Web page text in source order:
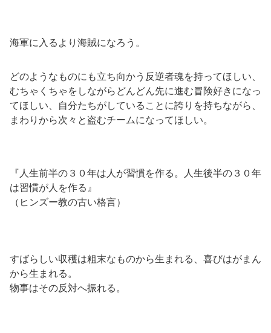
海軍に入るより海賊になろう。
どのようなものにも立ち向かう反逆者魂を持ってほしい、
むちゃくちゃをしながらどんどん先に進む冒険好きになっ
てほしい、自分たちがしていることに誇りを持ちながら、
まわりから次々と盗むチームになってほしい。
『人生前半の３０年は人が習慣を作る。人生後半の３０年
は習慣が人を作る』
（ヒンズー教の古い格言）
すばらしい収穫は粗末なものから生まれる、喜びはがまん
から生まれる。
物事はその反対へ振れる。